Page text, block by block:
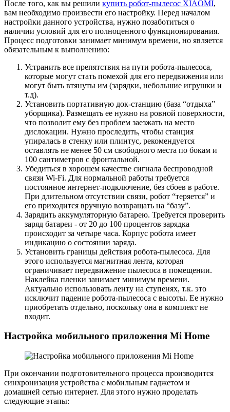
После того, как вы решили купить робот-пылесос XIAOMI,
вам необходимо произвести его настройку. Перед началом
настройки данного устройства, нужно позаботиться о
наличии условий для его полноценного функционирования.
Процесс подготовки занимает минимум времени, но является
обязательным к выполнению:
Устранить все препятствия на пути робота-пылесоса,
которые могут стать помехой для его передвижения или
могут быть втянуты им (зарядки, небольшие игрушки и
т.д).
Установить портативную док-станцию (база “отдыха”
уборщика). Размещать ее нужно на ровной поверхности,
что позволит ему без проблем заезжать на место
дислокации. Нужно проследить, чтобы станция
упиралась в стенку или плинтус, рекомендуется
оставлять не менее 50 см свободного места по бокам и
100 сантиметров с фронтальной.
Убедиться в хорошем качестве сигнала беспроводной
связи Wi-Fi. Для нормальной работы требуется
постоянное интернет-подключение, без сбоев в работе.
При длительном отсутствии связи, робот “теряется” и
его приходится вручную возвращать на “базу”.
Зарядить аккумуляторную батарею. Требуется проверить
заряд батареи - от 20 до 100 процентов зарядка
происходит за четыре часа. Корпус робота имеет
индикацию о состоянии заряда.
Установить границы действия робота-пылесоса. Для
этого используется магнитная лента, которая
ограничивает передвижение пылесоса в помещении.
Наклейка пленки занимает минимум времени.
Актуально использовать ленту на ступенях, т.к. это
исключит падение робота-пылесоса с высоты. Ее нужно
приобретать отдельно, поскольку она в комплект не
входит.
Настройка мобильного приложения Mi Home
При окончании подготовительного процесса производится
синхронизация устройства с мобильным гаджетом и
домашней сетью интернет. Для этого нужно проделать
следующие этапы: